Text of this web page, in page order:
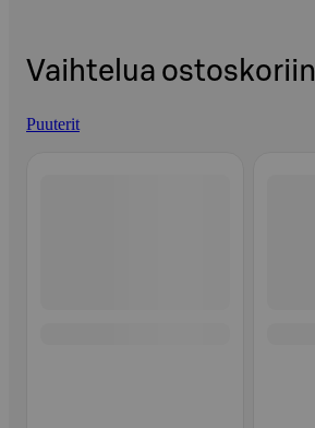
Vaihtelua ostoskoriin
Puuterit